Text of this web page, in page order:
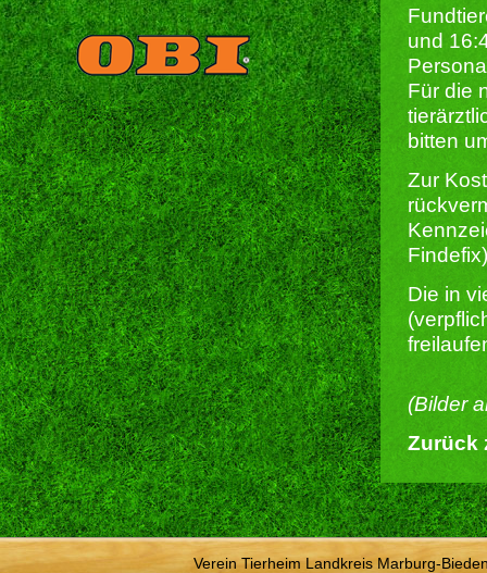
und
Für die
bitten
Zur
Die in
(Bilder
Zurück
Verein Tierheim Landkreis Marburg-